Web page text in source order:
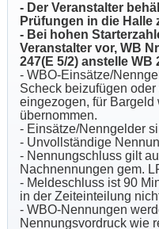
- Der Veranstalter
Prüfungen in die Halle
- Bei hohen
Veranstalter vor, WB
247(E 5/2) anstelle WB
- WBO-Einsätze/
Scheck beizufügen
eingezogen, für Bargeld
übernommen.
- Einsätze/Nenngelder
- Unvollständige
- Nennungschluss gilt
Nachnennungen gem.
- Meldeschluss ist 90
in der Zeiteinteilung
- WBO-Nennungen
Nennungsvordruck wie